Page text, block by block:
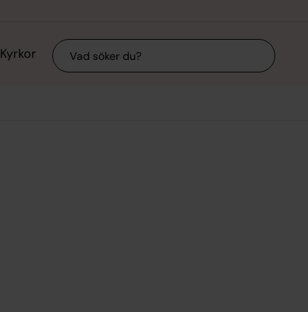
Kyrkor Sök